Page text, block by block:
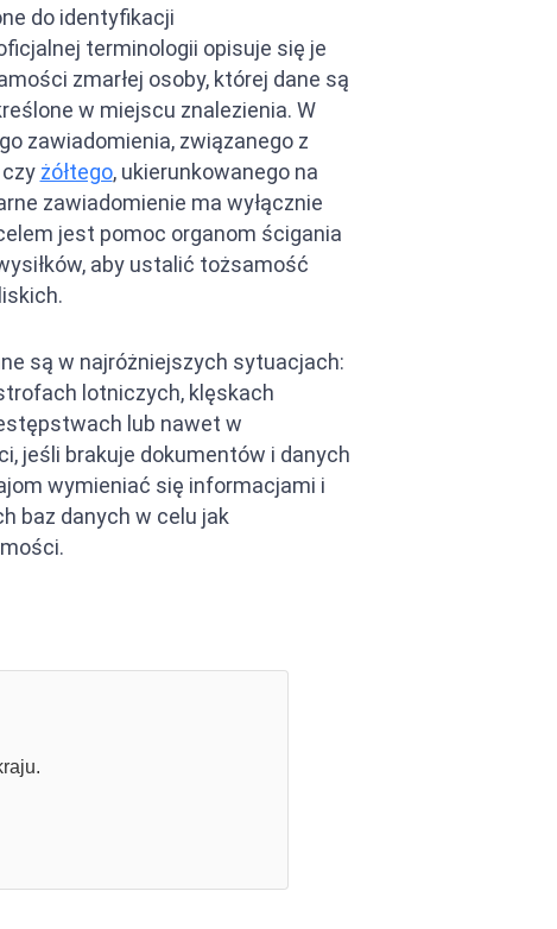
do identyfikacji
terminologii opisuje się je
zmarłej osoby, której dane są
w miejscu znalezienia. W
zawiadomienia, związanego z
żółtego, ukierunkowanego na
zawiadomienie ma wyłącznie
jest pomoc organom ścigania
aby ustalić tożsamość
są w najróżniejszych sytuacjach:
lotniczych, klęskach
lub nawet w
jeśli brakuje dokumentów i danych
wymieniać się informacjami i
baz danych w celu jak